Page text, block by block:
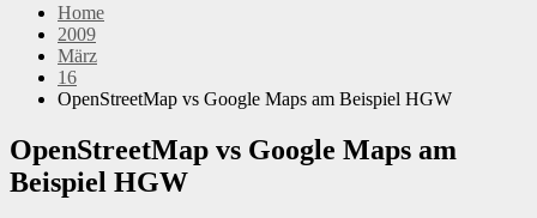
Home
2009
März
16
OpenStreetMap vs Google Maps am Beispiel HGW
OpenStreetMap vs Google Maps am
Beispiel HGW